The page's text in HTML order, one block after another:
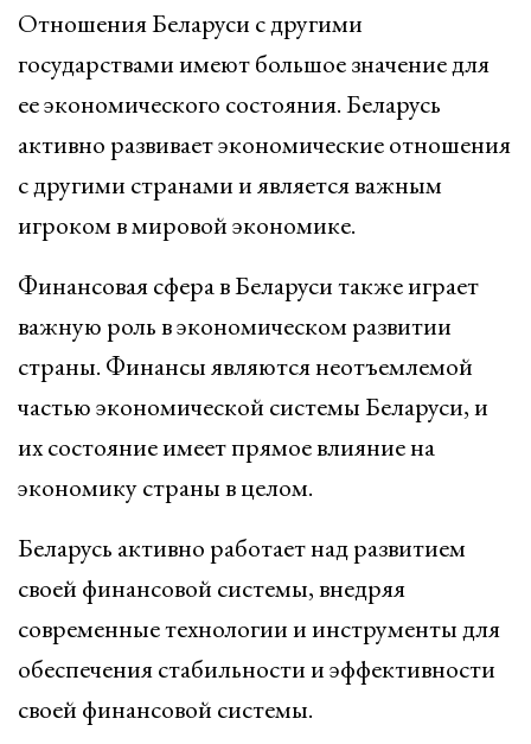
Отношения Беларуси с другими
государствами имеют большое значение для
ее экономического состояния. Беларусь
активно развивает экономические отношения
с другими странами и является важным
игроком в мировой экономике.
Финансовая сфера в Беларуси также играет
важную роль в экономическом развитии
страны. Финансы являются неотъемлемой
частью экономической системы Беларуси, и
их состояние имеет прямое влияние на
экономику страны в целом.
Беларусь активно работает над развитием
своей финансовой системы, внедряя
современные технологии и инструменты для
обеспечения стабильности и эффективности
своей финансовой системы.